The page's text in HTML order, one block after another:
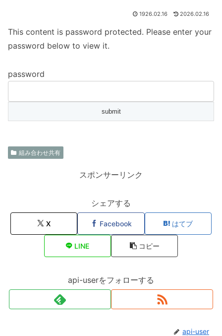
1926.02.16 2026.02.16
This content is password protected. Please enter your
password below to view it.
password
組み合わせ共有
スポンサーリンク
シェアする
X Facebook はてブ
LINE コピー
api-userをフォローする
api-user